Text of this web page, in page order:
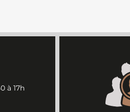
à 17h